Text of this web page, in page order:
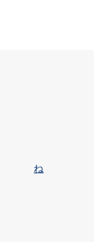
ね